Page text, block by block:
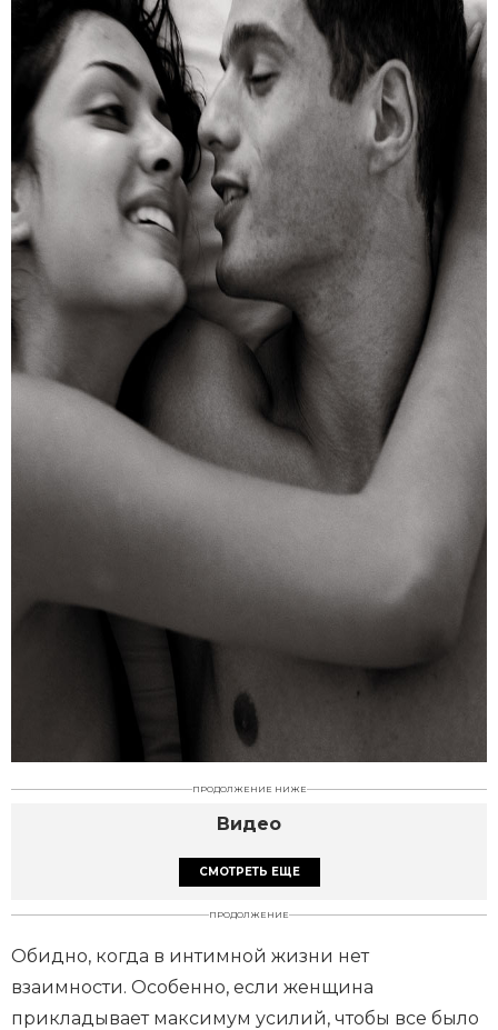
ПРОДОЛЖЕНИЕ НИЖЕ
Видео
СМОТРЕТЬ ЕЩЕ
ПРОДОЛЖЕНИЕ
Обидно, когда в интимной жизни нет
взаимности. Особенно, если женщина
прикладывает максимум усилий, чтобы все было